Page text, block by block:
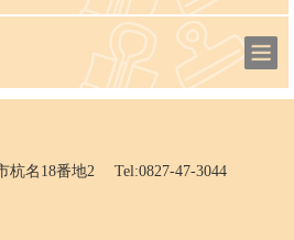
杭名18番地2 Tel:0827-47-3044